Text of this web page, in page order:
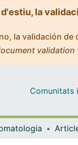
la
la validación
Comunitats